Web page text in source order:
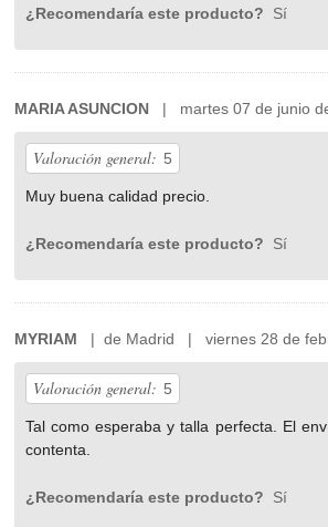
¿Recomendaría este producto? Sí
MARIA ASUNCION | martes 07 de junio
Valoración general: 5
Muy buena calidad precio.
¿Recomendaría este producto? Sí
MYRIAM | de Madrid | viernes 28 de
Valoración general: 5
Tal como esperaba y talla perfecta. El
contenta.
¿Recomendaría este producto? Sí